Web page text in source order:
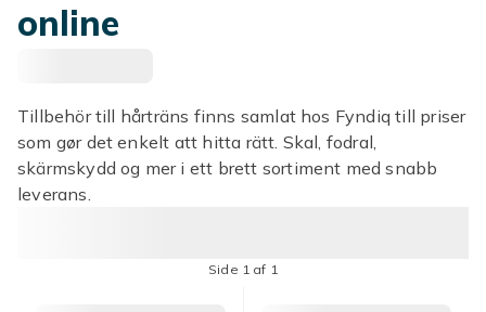
online
Tillbehör till hårträns finns samlat hos Fyndiq till priser
som gør det enkelt att hitta rätt. Skal, fodral,
skärmskydd og mer i ett brett sortiment med snabb
leverans.
Side 1 af 1